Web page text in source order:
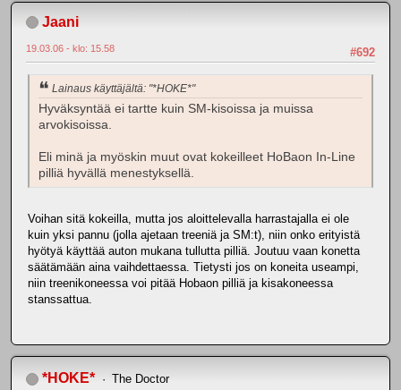
Jaani
#692
19.03.06 - klo: 15.58
Lainaus käyttäjältä: "*HOKE*"
Hyväksyntää ei tartte kuin SM-kisoissa ja muissa
arvokisoissa.
Eli minä ja myöskin muut ovat kokeilleet HoBaon In-Line
pilliä hyvällä menestyksellä.
Voihan sitä kokeilla, mutta jos aloittelevalla harrastajalla ei ole
kuin yksi pannu (jolla ajetaan treeniä ja SM:t), niin onko erityistä
hyötyä käyttää auton mukana tullutta pilliä. Joutuu vaan konetta
säätämään aina vaihdettaessa. Tietysti jos on koneita useampi,
niin treenikoneessa voi pitää Hobaon pilliä ja kisakoneessa
stanssattua.
*HOKE* The Doctor